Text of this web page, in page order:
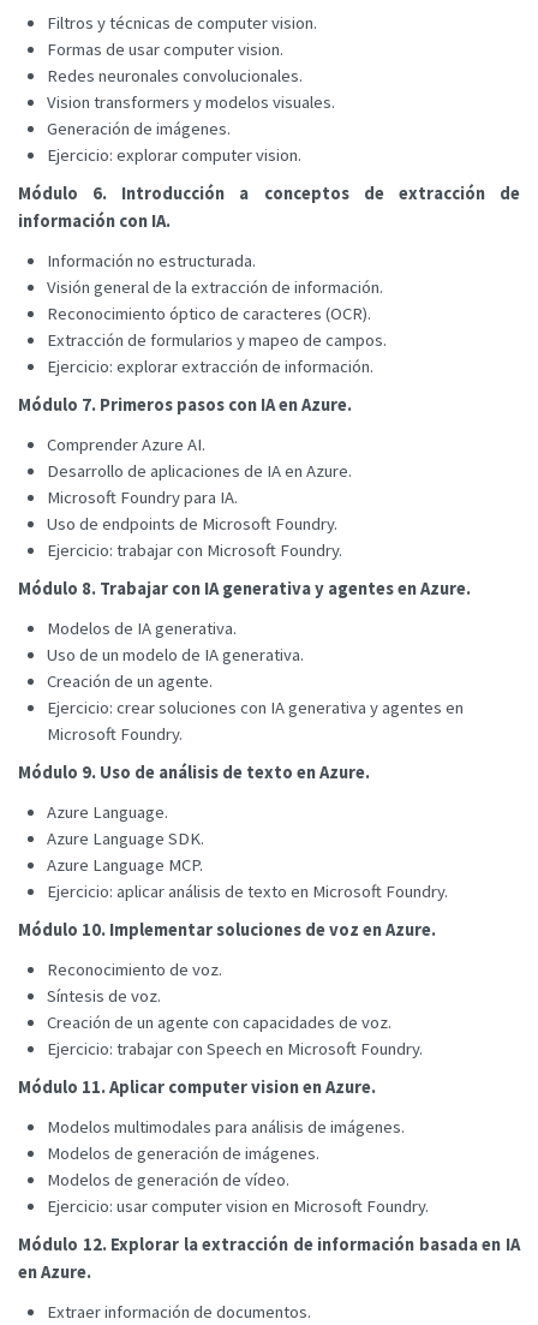
Filtros y técnicas de computer vision.
Formas de usar computer vision.
Redes neuronales convolucionales.
Vision transformers y modelos visuales.
Generación de imágenes.
Ejercicio: explorar computer vision.
Módulo 6. Introducción a conceptos de extracción de
información con IA.
Información no estructurada.
Visión general de la extracción de información.
Reconocimiento óptico de caracteres (OCR).
Extracción de formularios y mapeo de campos.
Ejercicio: explorar extracción de información.
Módulo 7. Primeros pasos con IA en Azure.
Comprender Azure AI.
Desarrollo de aplicaciones de IA en Azure.
Microsoft Foundry para IA.
Uso de endpoints de Microsoft Foundry.
Ejercicio: trabajar con Microsoft Foundry.
Módulo 8. Trabajar con IA generativa y agentes en Azure.
Modelos de IA generativa.
Uso de un modelo de IA generativa.
Creación de un agente.
Ejercicio: crear soluciones con IA generativa y agentes en
Microsoft Foundry.
Módulo 9. Uso de análisis de texto en Azure.
Azure Language.
Azure Language SDK.
Azure Language MCP.
Ejercicio: aplicar análisis de texto en Microsoft Foundry.
Módulo 10. Implementar soluciones de voz en Azure.
Reconocimiento de voz.
Síntesis de voz.
Creación de un agente con capacidades de voz.
Ejercicio: trabajar con Speech en Microsoft Foundry.
Módulo 11. Aplicar computer vision en Azure.
Modelos multimodales para análisis de imágenes.
Modelos de generación de imágenes.
Modelos de generación de vídeo.
Ejercicio: usar computer vision en Microsoft Foundry.
Módulo 12. Explorar la extracción de información basada en IA
en Azure.
Extraer información de documentos.